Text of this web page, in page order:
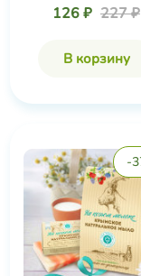
126 ₽ 227 ₽
В корзину
-